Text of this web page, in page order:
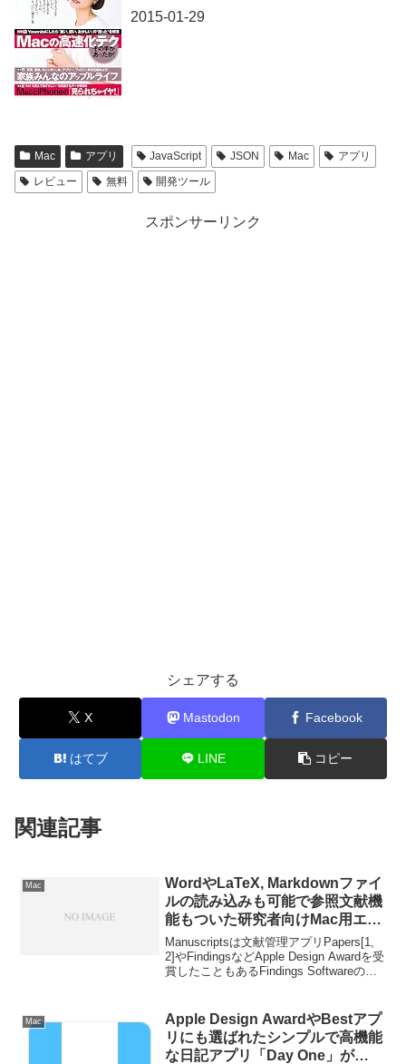
2015-01-29
Mac アプリ JavaScript JSON Mac
アプリ
レビュー
無料 開発ツール
スポンサーリンク
シェアする
X Mastodon Facebook
はてブ LINE コピー
関連記事
Mac
WordやLaTeX, Markdownファイ
ルの読み込みも可能で参照文献機
能もついた研究者向けMac用エデ
ィタ「Manuscripts for Mac」が
リリース。
Manuscriptsは文献管理アプリPapers[1,
2]やFindingsなどApple Design Awardを受
賞したこともあるFindings Softwareのチ
者向けの機能を持った多機能エディタと
なっています。
Mac
Apple Design AwardやBestアプ
リにも選ばれたシンプルで高機能
な日記アプリ「Day One」が